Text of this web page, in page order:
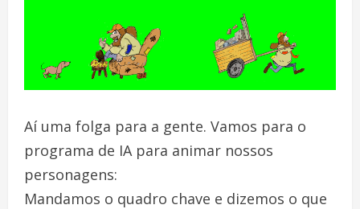
Aí uma folga para a gente. Vamos para o
programa de IA para animar nossos
personagens:
Mandamos o quadro chave e dizemos o que